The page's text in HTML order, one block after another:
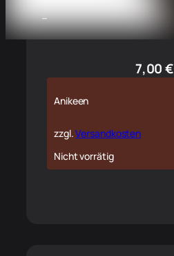
–
7,00€
Anikeen
zzgl.Versandkosten
Nicht vorrätig